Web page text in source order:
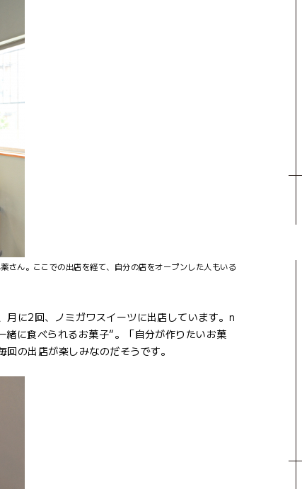
ん。ここでの出店を経て、自分の店をオープンした人もいる
に2回、ノミガワスイーツに出店しています。n
に食べられるお菓子”。「自分が作りたいお菓
の出店が楽しみなのだそうです。